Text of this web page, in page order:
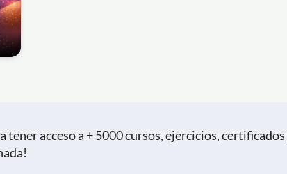
tener acceso a + 5000 cursos, ejercicios,